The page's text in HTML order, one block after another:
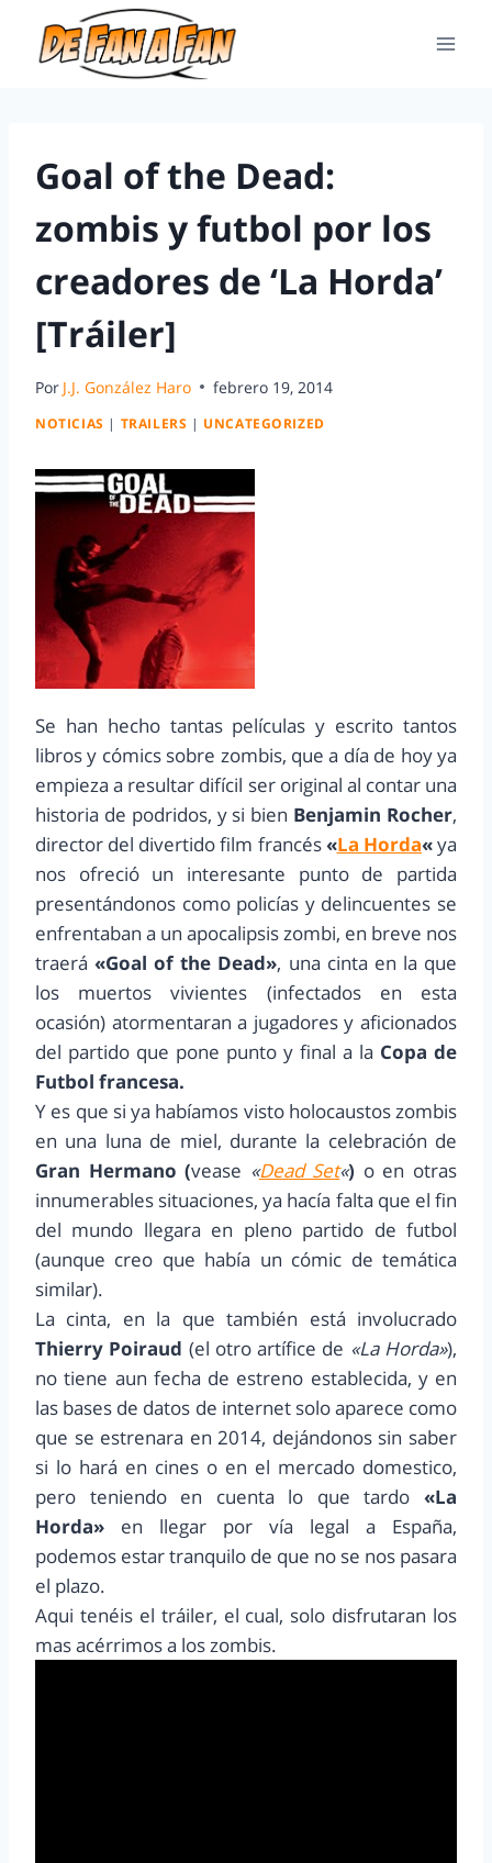
Goal of the Dead:
zombis y futbol por los
creadores de ‘La Horda’
[Tráiler]
Por J.J. González Haro febrero 19, 2014
NOTICIAS | TRAILERS | UNCATEGORIZED
Se han hecho tantas películas y escrito tantos
libros y cómics sobre zombis, que a día de hoy ya
empieza a resultar difícil ser original al contar una
historia de podridos, y si bien Benjamin Rocher,
director del divertido film francés«La Horda«ya
nos ofreció un interesante punto de partida
presentándonos como policías y delincuentes se
enfrentaban a un apocalipsis zombi, en breve nos
traerá«Goal of the Dead», una cinta en la que
los muertos vivientes (infectados en esta
ocasión) atormentaran a jugadores y aficionados
del partido que pone punto y final a la Copa de
Futbol francesa.
Y es que si ya habíamos visto holocaustos zombis
en una luna de miel, durante la celebración de
Gran Hermano (vease «Dead Set«) o en otras
innumerables situaciones, ya hacía falta que el fin
del mundo llegara en pleno partido de futbol
(aunque creo que había un cómic de temática
similar).
La cinta, en la que también está involucrado
Thierry Poiraud (el otro artífice de «La Horda»),
no tiene aun fecha de estreno establecida, y en
las bases de datos de internet solo aparece como
que se estrenara en 2014, dejándonos sin saber
si lo hará en cines o en el mercado domestico,
pero teniendo en cuenta lo que tardo «La
Horda» en llegar por vía legal a España,
podemos estar tranquilo de que no se nos pasara
el plazo.
Aqui tenéis el tráiler, el cual, solo disfrutaran los
mas acérrimos a los zombis.